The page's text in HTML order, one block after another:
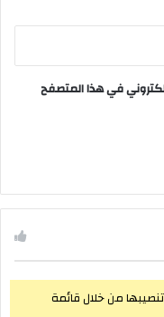
في هذا المتصفح
من خلال قائمة